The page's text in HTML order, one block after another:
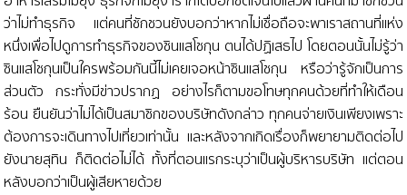
ว่าไม่ทำธุรกิจ แต่คนที่ชักชวนยังบอกว่าหากไม่เชื่อถือจะพาเราสถานที่แห่ง
หนึ่งเพื่อไปดูการทำธุรกิจของชินแสโชกุน ตนได้ปฏิเสธไป โดยตอนนั้นไม่รู้ว่า
ซินแสโชกุนเป็นใครพร้อมกันนี้ไม่เคยเจอหน้าซินแสโชกุน หรือว่ารู้จักเป็นการ
ส่วนตัว กระทั่งมีข่าวปรากฏ อย่างไรก็ตามขอโทษทุกคนด้วยที่ทำให้เดือน
ร้อน ยืนยันว่าไม่ได้เป็นสมาชิกของบริษัทดังกล่าว ทุกคนจ่ายเงินเพียงเพราะ
ต้องการจะเดินทางไปเที่ยวเท่านั้น และหลังจากเกิดเรื่องก็พยายามติดต่อไป
ยังนายสุทิน ก็ติดต่อไม่ได้ ทั้งที่ตอนแรกระบุว่าเป็นผู้บริหารบริษัท แต่ตอน
หลังบอกว่าเป็นผู้เสียหายด้วย